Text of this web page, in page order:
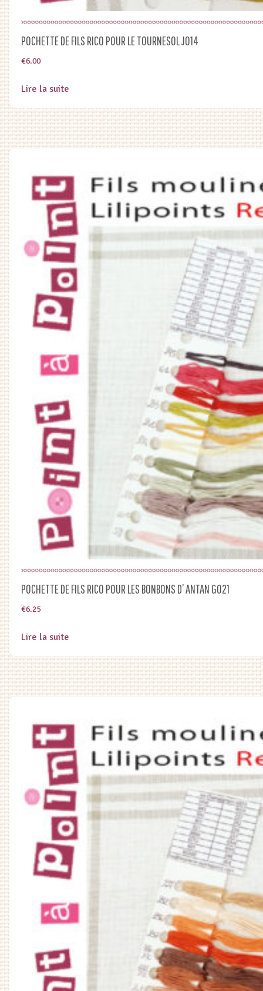
POCHETTE DE FILS RICO POUR LE TOURNESOL J014
€6.00
Lire la suite
POCHETTE DE FILS RICO POUR LES BONBONS D’ ANTAN G021
€6.25
Lire la suite